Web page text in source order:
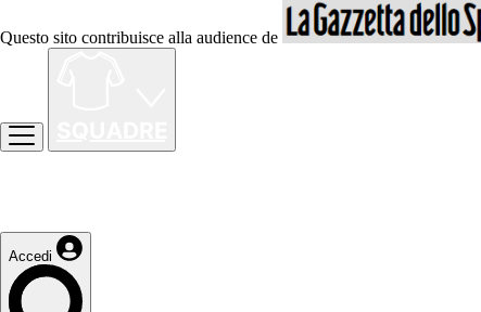
Questo sito contribuisce alla audience de
Accedi